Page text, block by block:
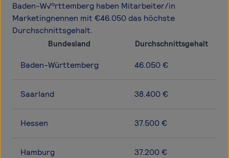
Baden-W√ºrttemberg haben Mitarbeiter/in
Marketingnennen mit €46.050 das höchste
Durchschnittsgehalt.
Bundesland Durchschnittsgehalt
Baden-Württemberg 46.050 €
Saarland 38.400 €
Hessen 37.500 €
Hamburg 37.200 €